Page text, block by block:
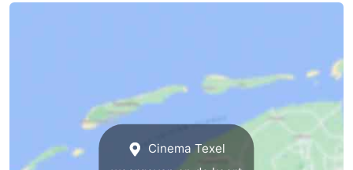
Zien
Cinema Texel